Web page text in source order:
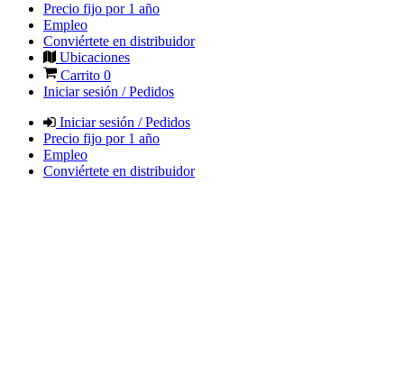
Precio fijo por 1 año
Empleo
Conviértete en distribuidor
Ubicaciones
Carrito 0
Iniciar sesión / Pedidos
Iniciar sesión / Pedidos
Precio fijo por 1 año
Empleo
Conviértete en distribuidor